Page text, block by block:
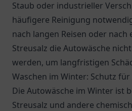
Staub oder industrieller
häufigere Reinigung
nach langen Reisen oder
Streusalz die Autowäsche
werden, um langfristigen
Waschen im Winter: Schutz für
Die Autowäsche im Winter ist
Streusalz und andere